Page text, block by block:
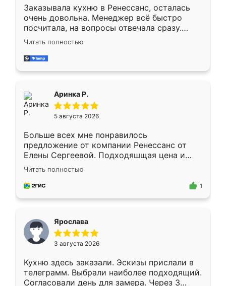
Заказывала кухню в Ренессанс, осталась
очень довольна. Менеджер всё быстро
посчитала, на вопросы отвечала сразу.
Замерщик приехал в субботу, подошёл к
делу со всей ответственностью. Собрали
за день, ребята работали аккуратно, даже
Читать полностью
Аринка Р.
5 августа 2026
Больше всех мне понравилось
предложение от компании Ренессанс от
Елены Сергеевой. Подходяшщая цена и
короткие сроки изготовления. Приехавший
для замера сотрудник Владислав
предложил по моему эскизу самый
Читать полностью
1
Ярослава
3 августа 2026
Кухню здесь заказали. Эскизы прислали в
телеграмм. Выбрали наиболее подходящий.
Согласовали день для замера. Через 3